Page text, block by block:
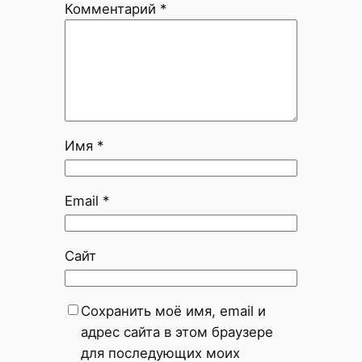
Комментарий *
Имя *
Email *
Сайт
Сохранить моё имя, email и
адрес сайта в этом браузере
для последующих моих